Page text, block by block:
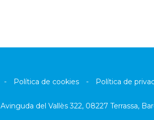
- Política de cookies - Política de
Avinguda del Vallès 322, 08227 Terrassa,